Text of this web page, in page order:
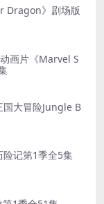
Dragon》剧场版
画片《Marvel S
国大冒险Jungle B
记第1季全5集